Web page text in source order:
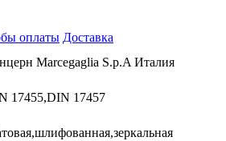
оплаты Доставка
Marcegaglia S.p.A Италия
17455,DIN 17457